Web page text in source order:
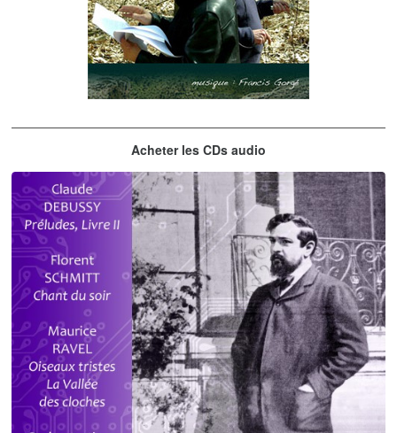
Les embrasseurs d'arbres
Acheter les CDs audio